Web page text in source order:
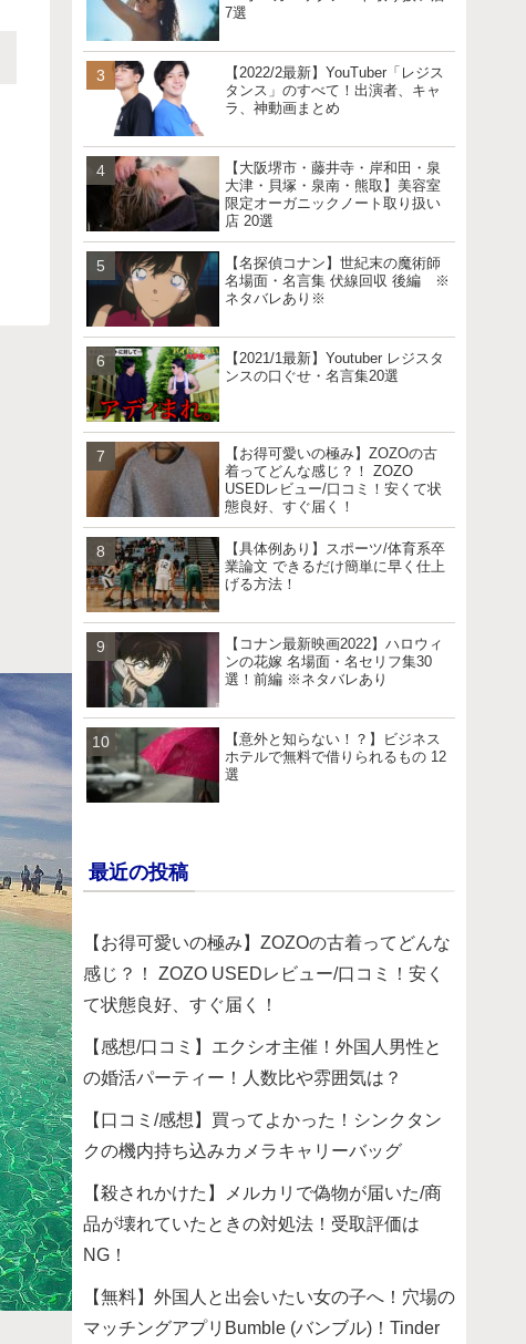
7選
【2022/2最新】YouTuber「レジス
タンス」のすべて！出演者、キャ
ラ、神動画まとめ
【大阪堺市・藤井寺・岸和田・泉
大津・貝塚・泉南・熊取】美容室
限定オーガニックノート取り扱い
店 20選
【名探偵コナン】世紀末の魔術師
名場面・名言集 伏線回収 後編 ※
ネタバレあり※
【2021/1最新】Youtuber レジスタ
ンスの口ぐせ・名言集20選
【お得可愛いの極み】ZOZOの古
着ってどんな感じ？！ ZOZO
USEDレビュー/口コミ！安くて状
態良好、すぐ届く！
【具体例あり】スポーツ/体育系卒
業論文 できるだけ簡単に早く仕上
げる方法！
【コナン最新映画2022】ハロウィ
ンの花嫁 名場面・名セリフ集30
選！前編 ※ネタバレあり
【意外と知らない！？】ビジネス
ホテルで無料で借りられるもの 12
選
最近の投稿
【お得可愛いの極み】ZOZOの古着ってどんな
感じ？！ ZOZO USEDレビュー/口コミ！安く
て状態良好、すぐ届く！
【感想/口コミ】エクシオ主催！外国人男性と
の婚活パーティー！人数比や雰囲気は？
【口コミ/感想】買ってよかった！シンクタン
クの機内持ち込みカメラキャリーバッグ
【殺されかけた】メルカリで偽物が届いた/商
品が壊れていたときの対処法！受取評価は
NG！
【無料】外国人と出会いたい女の子へ！穴場の
マッチングアプリBumble (バンブル)！Tinder